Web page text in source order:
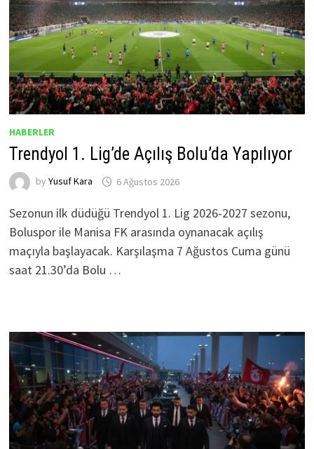
HABERLER
Trendyol 1. Lig’de Açılış Bolu’da Yapılıyor
by Yusuf Kara 6 Ağustos 2026
Sezonun ilk düdüğü Trendyol 1. Lig 2026-2027 sezonu,
Boluspor ile Manisa FK arasında oynanacak açılış
maçıyla başlayacak. Karşılaşma 7 Ağustos Cuma günü
saat 21.30’da Bolu …